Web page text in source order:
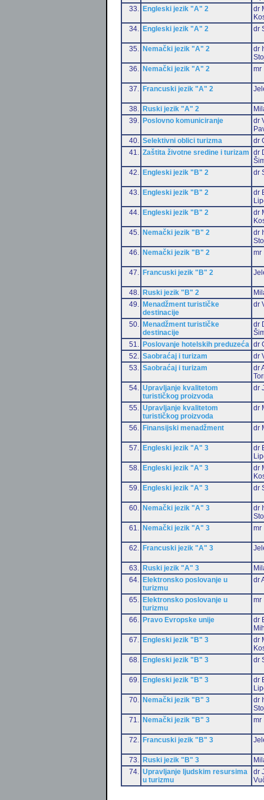
33.
Engleski jezik "A" 2
dr
34.
Engleski jezik "A" 2 dr
35. Nemački jezik "A" 2
dr
36.
Nemački jezik "A" 2 mr
37. Francuski jezik "A" 2
38. Ruski jezik "A" 2
39.
Poslovno komuniciranje
dr
40.
Selektivni oblici turizma
dr
41.
Zaštita životne sredine i turizam dr
42.
Engleski jezik "B" 2 dr
43. Engleski jezik "B" 2
dr
44.
Engleski jezik "B" 2
dr
45.
Nemački jezik "B" 2
dr
46.
Nemački jezik "B" 2 mr
47. Francuski jezik "B" 2
48. Ruski jezik "B" 2
49.
Menadžment turističke
destinacije
dr
50.
Menadžment turističke
destinacije
dr
51.
Poslovanje hotelskih preduzeća dr
52.
Saobraćaj i turizam
dr
53.
Saobraćaj i turizam
dr
54.
Upravljanje kvalitetom
turističkog proizvoda
dr
55.
Upravljanje kvalitetom
turističkog proizvoda
dr
56. Finansijski menadžment dr
57. Engleski jezik "A" 3
dr
58.
Engleski jezik "A" 3
dr
59.
Engleski jezik "A" 3 dr
60. Nemački jezik "A" 3
dr
61.
Nemački jezik "A" 3 mr
62. Francuski jezik "A" 3
63. Ruski jezik "A" 3
64.
Elektronsko poslovanje u
turizmu
dr
65.
Elektronsko poslovanje u
turizmu
mr
66. Pravo Evropske unije
dr
67.
Engleski jezik "B" 3
dr
68.
Engleski jezik "B" 3 dr
69. Engleski jezik "B" 3
dr
70.
Nemački jezik "B" 3
dr
71.
Nemački jezik "B" 3 mr
72. Francuski jezik "B" 3
73. Ruski jezik "B" 3
74.
Upravljanje ljudskim resursima
u turizmu
dr